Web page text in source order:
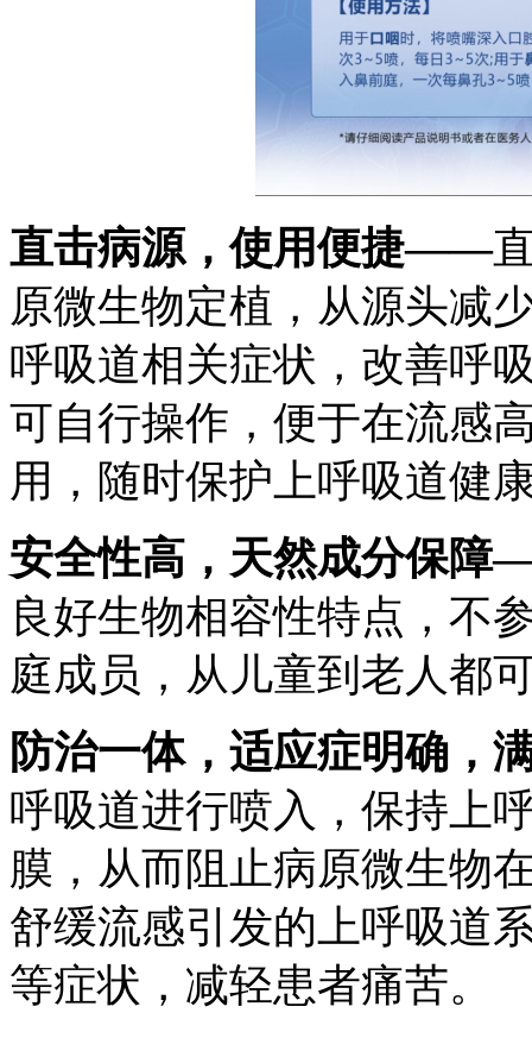
直击病源，使用便捷——
原微生物定植，从源头减
呼吸道相关症状，改善呼
可自行操作，便于在流感
用，随时保护上呼吸道健
安全性高，天然成分保障
良好生物相容性特点，不
庭成员，从儿童到老人都
防治一体，适应症明确，
呼吸道进行喷入，保持上
膜，从而阻止病原微生物
舒缓流感引发的上呼吸道
等症状，减轻患者痛苦。